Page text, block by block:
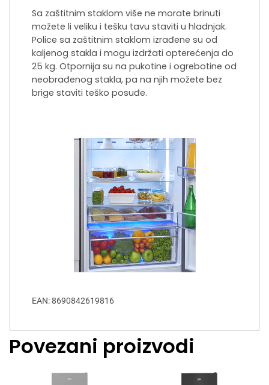
Sa zaštitnim staklom više ne morate brinuti
možete li veliku i tešku tavu staviti u hladnjak.
Police sa zaštitnim staklom izrađene su od
kaljenog stakla i mogu izdržati opterećenja do
25 kg. Otpornija su na pukotine i ogrebotine od
neobrađenog stakla, pa na njih možete bez
brige staviti teško posuđe.
EAN: 8690842619816
Povezani proizvodi